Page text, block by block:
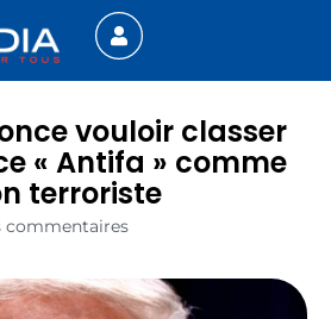
vouloir classer
« Antifa » comme
terroriste
commentaires